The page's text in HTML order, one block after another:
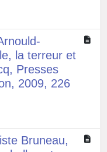
la terreur et
Presses
2009, 226
Bruneau,